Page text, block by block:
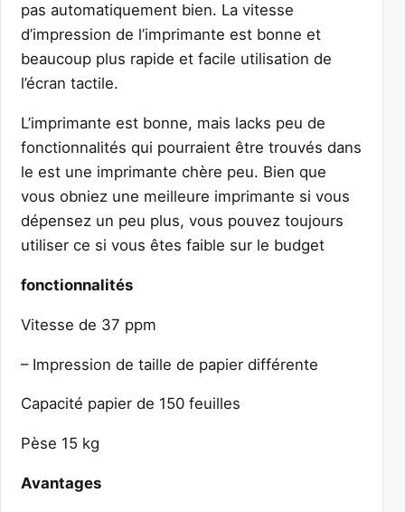
pas automatiquement bien. La vitesse
d’impression de l’imprimante est bonne et
beaucoup plus rapide et facile utilisation de
l’écran tactile.
L’imprimante est bonne, mais lacks peu de
fonctionnalités qui pourraient être trouvés dans
le est une imprimante chère peu. Bien que
vous obniez une meilleure imprimante si vous
dépensez un peu plus, vous pouvez toujours
utiliser ce si vous êtes faible sur le budget
fonctionnalités
Vitesse de 37 ppm
– Impression de taille de papier différente
Capacité papier de 150 feuilles
Pèse 15 kg
Avantages